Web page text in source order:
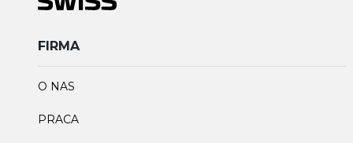
FIRMA
O NAS
PRACA